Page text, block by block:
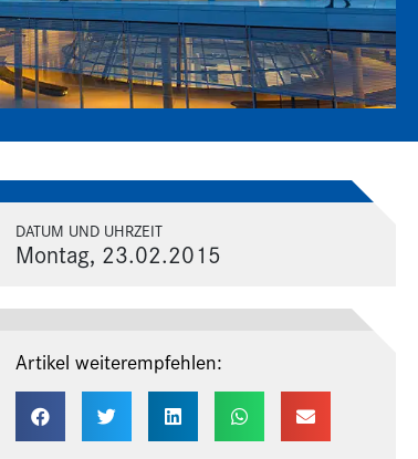
DATUM UND UHRZEIT
Montag, 23.02.2015
Artikel weiterempfehlen: